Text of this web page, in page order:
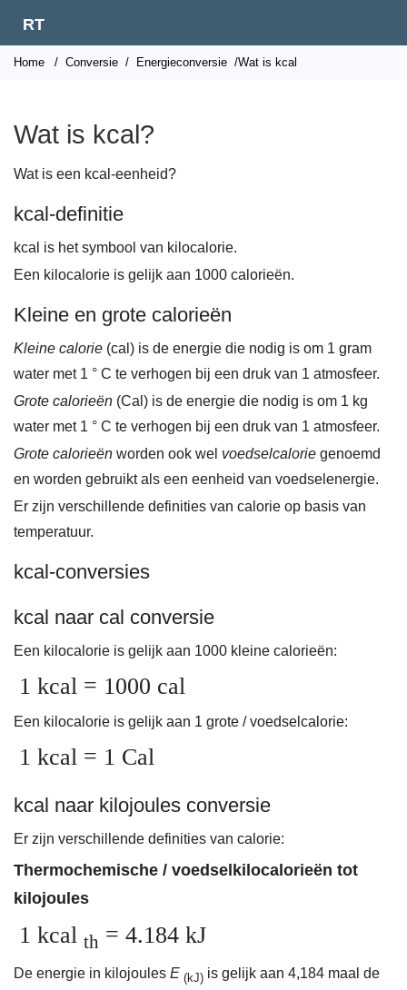
RT
Home / Conversie / Energieconversie /Wat is kcal
Wat is kcal?
Wat is een kcal-eenheid?
kcal-definitie
kcal is het symbool van kilocalorie.
Een kilocalorie is gelijk aan 1000 calorieën.
Kleine en grote calorieën
Kleine calorie (cal) is de energie die nodig is om 1 gram
water met 1 ° C te verhogen bij een druk van 1 atmosfeer.
Grote calorieën (Cal) is de energie die nodig is om 1 kg
water met 1 ° C te verhogen bij een druk van 1 atmosfeer.
Grote calorieën worden ook wel voedselcalorie genoemd
en worden gebruikt als een eenheid van voedselenergie.
Er zijn verschillende definities van calorie op basis van
temperatuur.
kcal-conversies
kcal naar cal conversie
Een kilocalorie is gelijk aan 1000 kleine calorieën:
1 kcal = 1000 cal
Een kilocalorie is gelijk aan 1 grote / voedselcalorie:
1 kcal = 1 Cal
kcal naar kilojoules conversie
Er zijn verschillende definities van calorie:
Thermochemische / voedselkilocalorieën tot
kilojoules
1 kcal th = 4.184 kJ
De energie in kilojoules E (kJ) is gelijk aan 4,184 maal de